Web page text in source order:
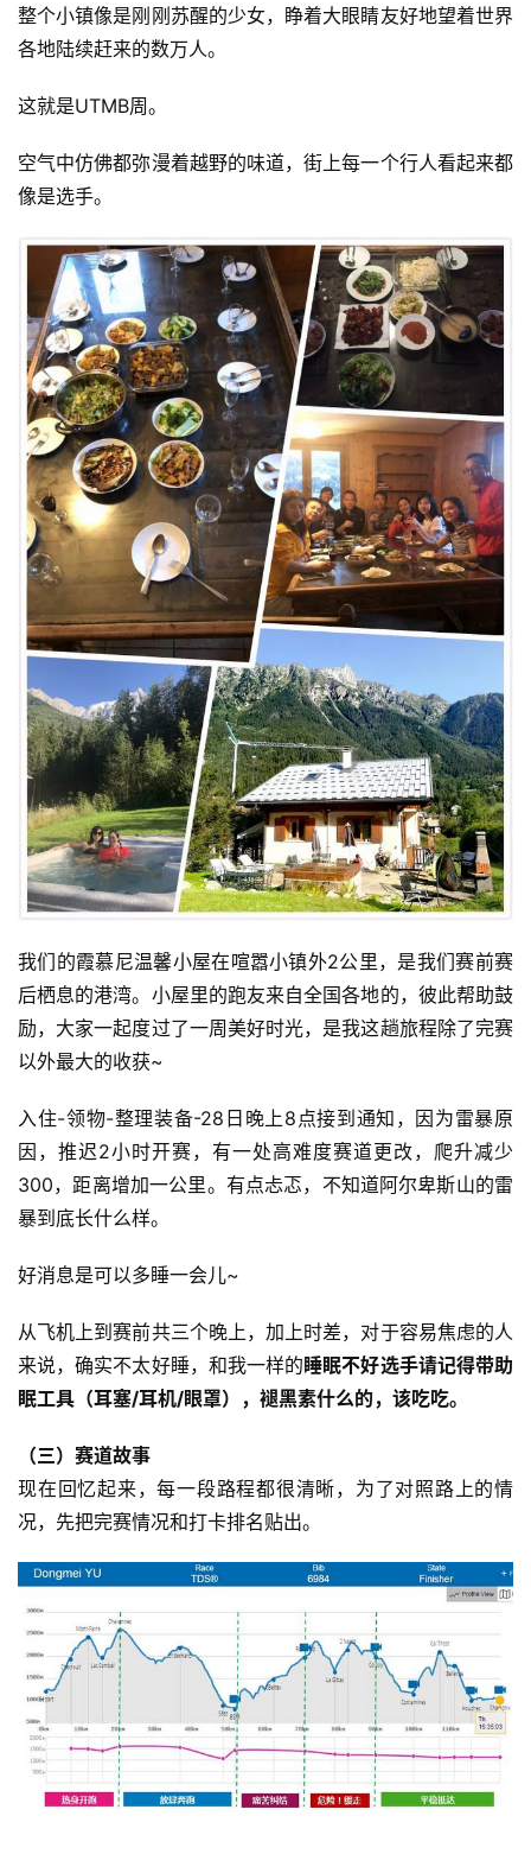
整个小镇像是刚刚苏醒的少女，睁着大眼睛友好地望着世界
各地陆续赶来的数万人。
这就是UTMB周。
空气中仿佛都弥漫着越野的味道，街上每一个行人看起来都
像是选手。
我们的霞慕尼温馨小屋在喧嚣小镇外2公里，是我们赛前赛
后栖息的港湾。小屋里的跑友来自全国各地的，彼此帮助鼓
励，大家一起度过了一周美好时光，是我这趟旅程除了完赛
以外最大的收获~
入住-领物-整理装备-28日晚上8点接到通知，因为雷暴原
因，推迟2小时开赛，有一处高难度赛道更改，爬升减少
300，距离增加一公里。有点忐忑，不知道阿尔卑斯山的雷
暴到底长什么样。
好消息是可以多睡一会儿~
从飞机上到赛前共三个晚上，加上时差，对于容易焦虑的人
来说，确实不太好睡，和我一样的睡眠不好选手请记得带助
眠工具（耳塞/耳机/眼罩），褪黑素什么的，该吃吃。
（三） 赛道故事
现在回忆起来，每一段路程都很清晰，为了对照路上的情
况，先把完赛情况和打卡排名贴出。